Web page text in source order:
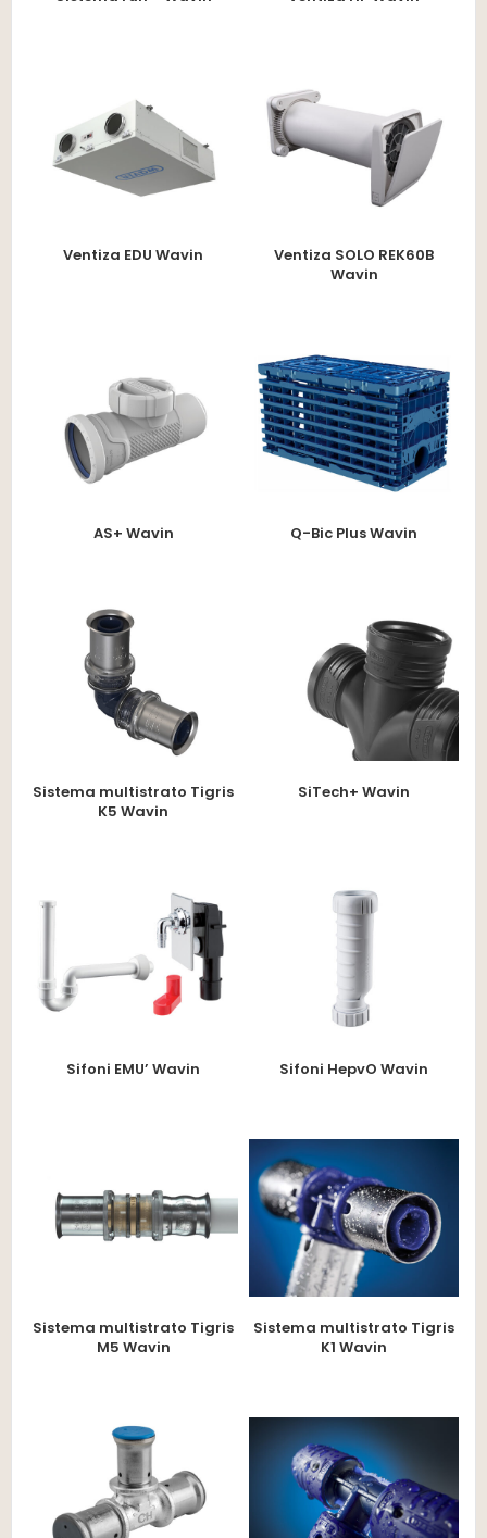
Ventiza EDU Wavin
Ventiza SOLO REK60B
Wavin
AS+ Wavin Q-Bic Plus Wavin
Sistema multistrato Tigris
K5 Wavin
SiTech+ Wavin
Sifoni EMU’ Wavin Sifoni HepvO Wavin
Sistema multistrato Tigris
M5 Wavin
Sistema multistrato Tigris
K1 Wavin